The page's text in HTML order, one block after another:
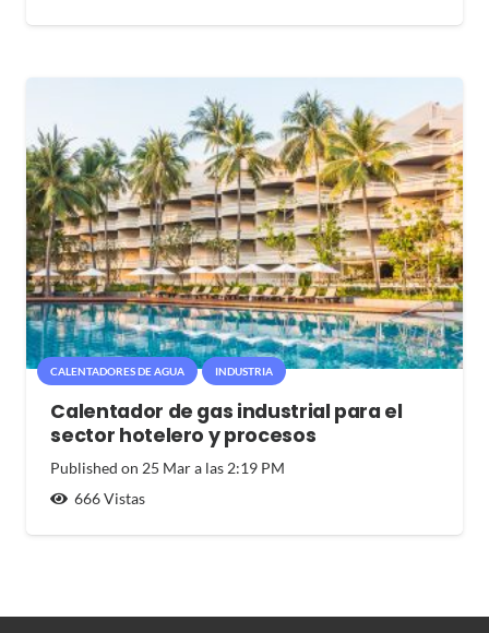
CALENTADORES DE AGUA INDUSTRIA
Calentador de gas industrial para el
sector hotelero y procesos
Published on 25 Mar a las 2:19 PM
666Vistas